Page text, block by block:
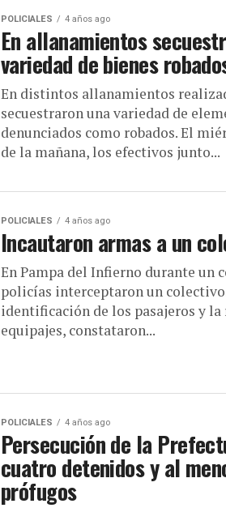
POLICIALES 4 años ago
En allanamientos
variedad de bienes
En distintos allanamientos
secuestraron una variedad de
denunciados como robados. El
de la mañana, los efectivos junto...
POLICIALES 4 años ago
Incautaron armas a un
En Pampa del Infierno durante un
policías interceptaron un
identificación de los pasajeros y la
equipajes, constataron...
POLICIALES 4 años ago
Persecución de la
cuatro detenidos y al
prófugos